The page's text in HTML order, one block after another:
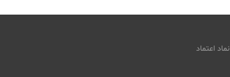
نماد اعتماد